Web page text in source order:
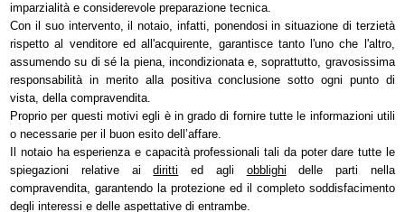
imparzialità e considerevole preparazione tecnica.
Con il suo intervento, il notaio, infatti, ponendosi in situazione di terzietà
rispetto al venditore ed all'acquirente, garantisce tanto l'uno che l'altro,
assumendo su di sé la piena, incondizionata e, soprattutto, gravosissima
responsabilità in merito alla positiva conclusione sotto ogni punto di
vista, della compravendita.
Proprio per questi motivi egli è in grado di fornire tutte le informazioni utili
o necessarie per il buon esito dell’affare.
Il notaio ha esperienza e capacità professionali tali da poter dare tutte le
spiegazioni relative aidiritti ed agli obblighi delle parti nella
compravendita, garantendo la protezione ed il completo soddisfacimento
degli interessi e delle aspettative di entrambe.